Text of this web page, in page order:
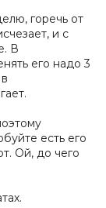
горечь от
и с
В
его надо 3
есть его
Ой, до чего